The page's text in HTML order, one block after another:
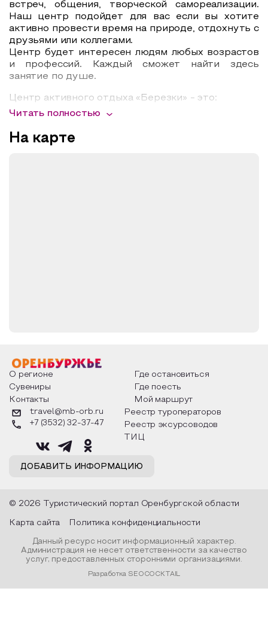
встреч, общения, творческой самореализации.
Наш центр подойдет для вас если вы хотите
активно провести время на природе, отдохнуть с
друзьями или коллегами.
Центр будет интересен людям любых возрастов
и профессий. Каждый сможет найти здесь
занятие по душе.
Центр активного отдыха «Березки» - это:
неповторимое детство абсолютно для
Планируете приехать с детьми в Центр
активного отдыха «Березки»? У нас
предусмотрена специальная программа, чтобы
маленькие посетители повеселились и остались
довольны.
Читать полностью
На карте
О регионе
Где остановиться
Сувениры
Где поесть
Контакты
Мой маршрут
ДОБАВИТЬ ИНФОРМАЦИЮ
travel@mb-orb.ru
+7 (3532) 32-37-47
Реестр туроператоров
Реестр эксурсоводов
ТИЦ
© 2026 Туристический портал Оренбургской области
Карта сайта Политика конфиденциальности
Данный ресурс носит информационный характер.
Администрация не несет ответственности за качество
услуг, предоставленных сторонними организациями.
Разработка SEOCOCKTAIL